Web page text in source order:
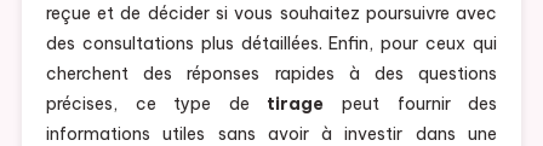
reçue et de décider si vous souhaitez poursuivre avec
des consultations plus détaillées. Enfin, pour ceux qui
cherchent des réponses rapides à des questions
précises, ce type de tirage peut fournir des
informations utiles sans avoir à investir dans une